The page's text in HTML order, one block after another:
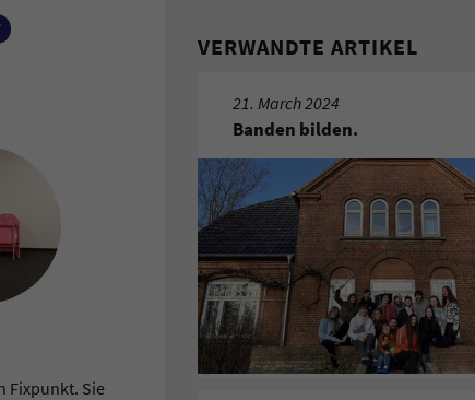
Fixpunkt. Sie
VERWANDTE ARTIKEL
21. March 2024
Banden bilden.